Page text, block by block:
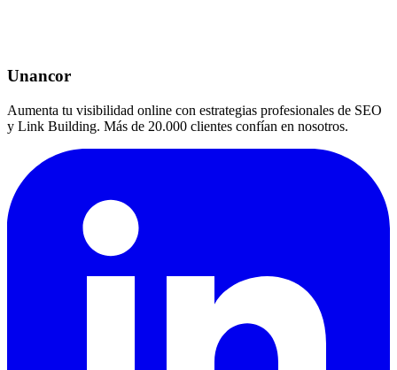
Unancor
Aumenta tu visibilidad online con estrategias profesionales de SEO
y Link Building. Más de 20.000 clientes confían en nosotros.